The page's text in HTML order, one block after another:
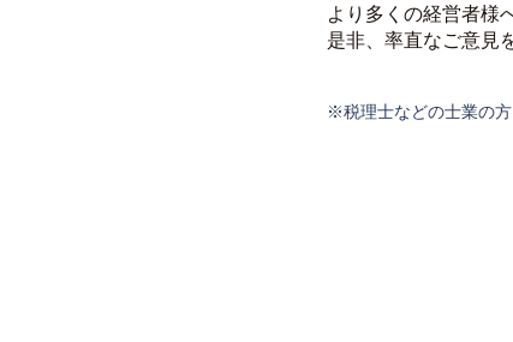
より多くの経営者様
是非、率直なご意見
※税理士などの士業の方